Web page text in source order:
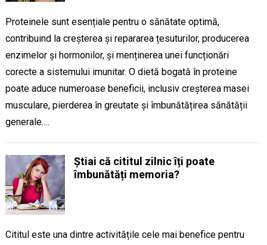
Proteinele sunt esențiale pentru o sănătate optimă,
contribuind la creșterea și repararea țesuturilor, producerea
enzimelor și hormonilor, și menținerea unei funcționări
corecte a sistemului imunitar. O dietă bogată în proteine
poate aduce numeroase beneficii, inclusiv creșterea masei
musculare, pierderea în greutate și îmbunătățirea sănătății
generale….
Știai că cititul zilnic îți poate
îmbunătăți memoria?
Cititul este una dintre activitățile cele mai benefice pentru